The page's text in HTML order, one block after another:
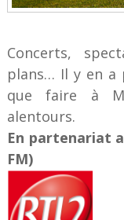
Concerts,
plans… Il y en a
que faire à
alentours.
En partenariat
FM)